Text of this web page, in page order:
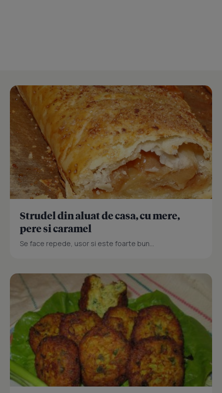
Strudel din aluat de casa, cu mere,
pere si caramel
Se face repede, usor si este foarte bun...